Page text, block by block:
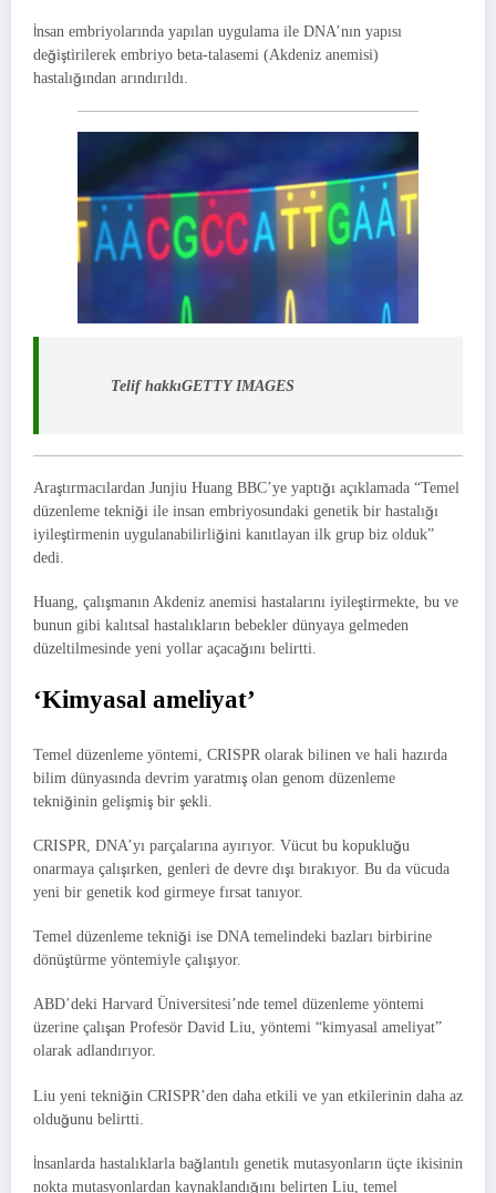
İnsan embriyolarında yapılan uygulama ile DNA’nın yapısı
değiştirilerek embriyo beta-talasemi (Akdeniz anemisi)
hastalığından arındırıldı.
Telif hakkıGETTY IMAGES
Araştırmacılardan Junjiu Huang BBC’ye yaptığı açıklamada “Temel
düzenleme tekniği ile insan embriyosundaki genetik bir hastalığı
iyileştirmenin uygulanabilirliğini kanıtlayan ilk grup biz olduk”
dedi.
Huang, çalışmanın Akdeniz anemisi hastalarını iyileştirmekte, bu ve
bunun gibi kalıtsal hastalıkların bebekler dünyaya gelmeden
düzeltilmesinde yeni yollar açacağını belirtti.
‘Kimyasal ameliyat’
Temel düzenleme yöntemi, CRISPR olarak bilinen ve hali hazırda
bilim dünyasında devrim yaratmış olan genom düzenleme
tekniğinin gelişmiş bir şekli.
CRISPR, DNA’yı parçalarına ayırıyor. Vücut bu kopukluğu
onarmaya çalışırken, genleri de devre dışı bırakıyor. Bu da vücuda
yeni bir genetik kod girmeye fırsat tanıyor.
Temel düzenleme tekniği ise DNA temelindeki bazları birbirine
dönüştürme yöntemiyle çalışıyor.
ABD’deki Harvard Üniversitesi’nde temel düzenleme yöntemi
üzerine çalışan Profesör David Liu, yöntemi “kimyasal ameliyat”
olarak adlandırıyor.
Liu yeni tekniğin CRISPR’den daha etkili ve yan etkilerinin daha az
olduğunu belirtti.
İnsanlarda hastalıklarla bağlantılı genetik mutasyonların üçte ikisinin
nokta mutasyonlardan kaynaklandığını belirten Liu, temel